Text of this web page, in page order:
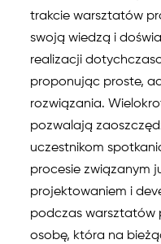
trakcie warsztatów
swoją wiedzą i
realizacji
proponując proste,
rozwiązania.
pozwalają
uczestnikom
procesie związanym
projektowaniem i
podczas warsztatów
osobę, która na